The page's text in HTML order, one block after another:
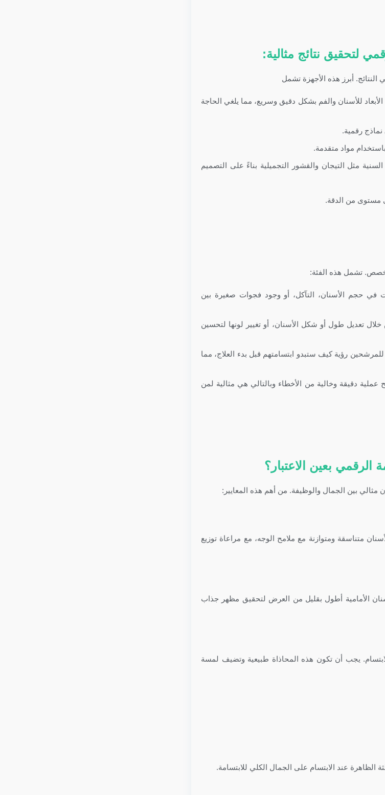
لتحقيق نتائج مثالية:
أبرز هذه الأجهزة تشمل
الأبعاد للأسنان والفم بشكل دقيق وسريع، مما يلغي الحاجة
نماذج رقمية.
مواد متقدمة.
مثل التيجان والقشور التجميلية بناءً على التصميم
مستوى من الدقة.
تشمل هذه الفئة:
في حجم الأسنان، التآكل، أو وجود فجوات صغيرة بين
تعديل طول أو شكل الأسنان، أو تغيير لونها لتحسين
للمرشحين رؤية كيف ستبدو ابتسامتهم قبل بدء العلاج، مما
دقيقة وخالية من الأخطاء وبالتالي هي مثالية لمن
الرقمي بعين الاعتبار؟
بين الجمال والوظيفة. من أهم هذه المعايير:
متناسقة ومتوازنة مع ملامح الوجه، مع مراعاة توزيع
الأمامية أطول بقليل من العرض لتحقيق مظهر جذاب
يجب أن تكون هذه المحاذاة طبيعية وتضيف لمسة
الظاهرة عند الابتسام على الجمال الكلي للابتسامة.